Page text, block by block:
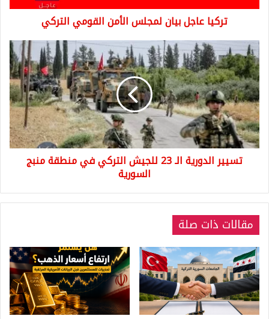
تركيا عاجل بيان لمجلس الأمن القومي التركي
تسيير
الدورية
الـ
23
للجيش
التركي
في
منطقة
منبج
السورية
تسيير الدورية الـ 23 للجيش التركي في منطقة منبج
السورية
مقالات ذات صلة